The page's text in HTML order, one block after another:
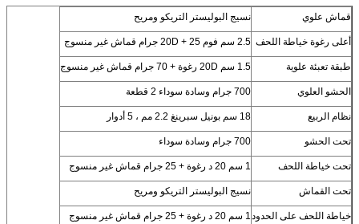
قماش علوي نسيج البوليستر التريكو ومريح
أعلى رغوة خياطة اللحف 2.5 سم فوم 20D + 25 جرام قماش غير منسوج
طبقة تعبئة علوية 1.5 سم 20D رغوة + 70 جرام قماش غير منسوج
الحشو العلوي 700 جرام وسادة سوداء 2 قطعة
نظام الربيع 18 سم بونيل سبرينغ 2.2 مم ، 5 أدوار
تحت الحشو 700 جرام وسادة سوداء
تحت خياطة اللحف 1 سم 20 د رغوة + 25 جرام قماش غير منسوج
تحت القماش نسيج البوليستر التريكو ومريح
خياطة اللحف على الحدود1 سم 20 د رغوة + 25 جرام قماش غير منسوج